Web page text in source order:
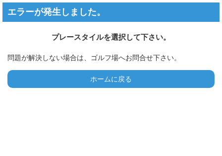
エラーが発生しました。
プレースタイルを選択して下さい。
問題が解決しない場合は、ゴルフ場へお問合せ下さい。
ホームに戻る